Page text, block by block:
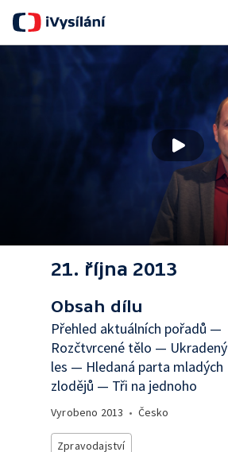
21. října 2013
Obsah dílu
Přehled aktuálních pořadů —
Rozčtvrcené tělo — Ukradený
les — Hledaná parta mladých
zlodějů — Tři na jednoho
Vyrobeno 2013 • Česko
Zpravodajství